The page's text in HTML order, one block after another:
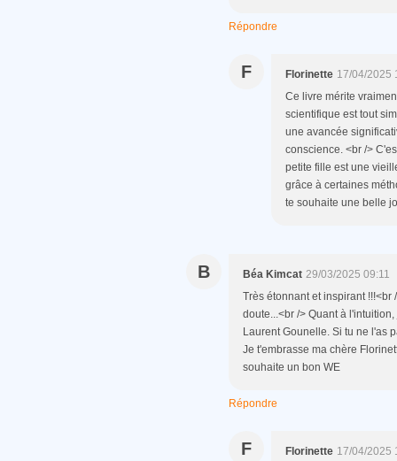
Répondre
F Florinette 17/04/2025
Ce livre mérite
scientifique est tout
une avancée
conscience. <br />
petite fille est une
grâce à certaines
te souhaite une belle
B Béa Kimcat 29/03/2025 09:11
Très étonnant et inspirant
doute...<br /> Quant à
Laurent Gounelle. Si tu ne l'as
Je t'embrasse ma chère
souhaite un bon WE
Répondre
F Florinette 17/04/2025